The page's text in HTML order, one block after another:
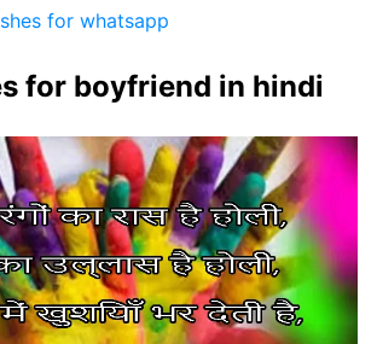
for whatsapp
for boyfriend in hindi